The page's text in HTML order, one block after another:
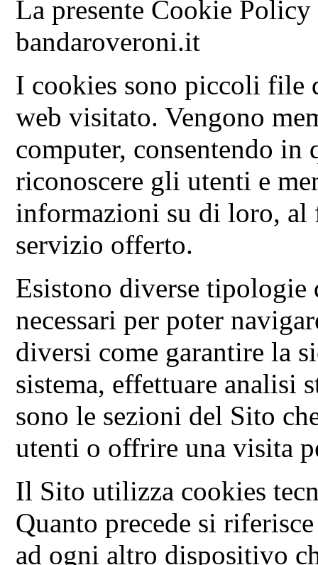
La presente Cookie
bandaroveroni.it
I cookies sono piccoli file
web visitato. Vengono
computer, consentendo
riconoscere gli utenti e
informazioni su di loro,
servizio offerto.
Esistono diverse
necessari per poter
diversi come garantire la
sistema, effettuare analisi
sono le sezioni del Sito
utenti o offrire una visita
Il Sito utilizza cookies
Quanto precede si
ad ogni altro dispositivo